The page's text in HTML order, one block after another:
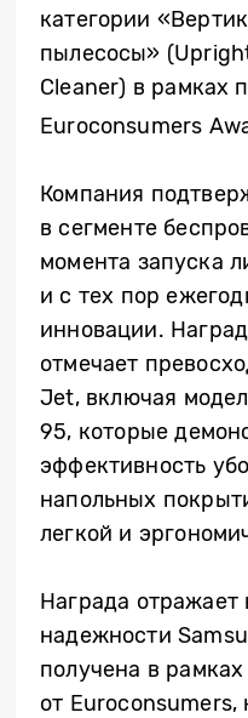
категории
пылесосы»
Cleaner) в рамках
Euroconsumers
Компания
в сегменте
момента запуска
и с тех пор
инновации.
отмечает
Jet, включая
95, которые
эффективность
напольных
легкой и
Награда отражает
надежности
получена в
от Euroconsumers,